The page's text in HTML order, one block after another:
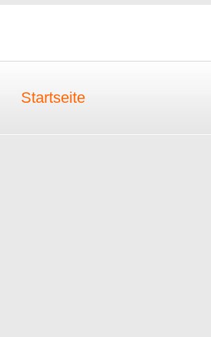
Startseite